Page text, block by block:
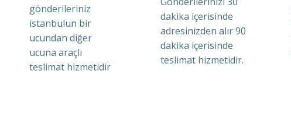
gönderileriniz
istanbulun bir
ucundan diğer
ucuna araçlı
teslimat hizmetidir
dakika içerisinde
adresinizden alır 90
dakika içerisinde
teslimat hizmetidir.